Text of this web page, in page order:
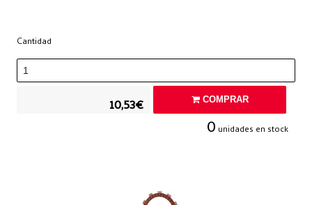
Cantidad
10,53€ COMPRAR
0 unidades en stock